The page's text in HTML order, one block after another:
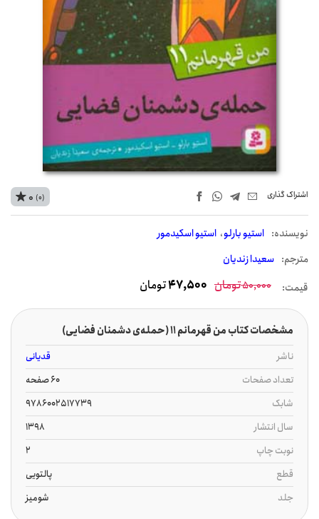
اشتراک‌ گذاری
نويسنده: استیو بارلو استیو اسکیدمور
مترجم: سعیدا زندیان
0 (0)
قیمت: 50,000تومان 47,500تومان
مشخصات کتاب من قهرمانم ۱۱ (حمله‌ی دشمنان فضایی)
ناشر
قدیانی
تعداد صفحات
60 صفحه
شابک
9786002517739
سال انتشار
1398
نوبت چاپ
2
قطع
پالتویی
جلد
شومیز